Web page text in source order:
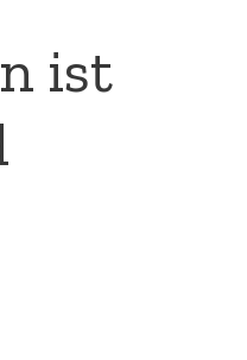
ist